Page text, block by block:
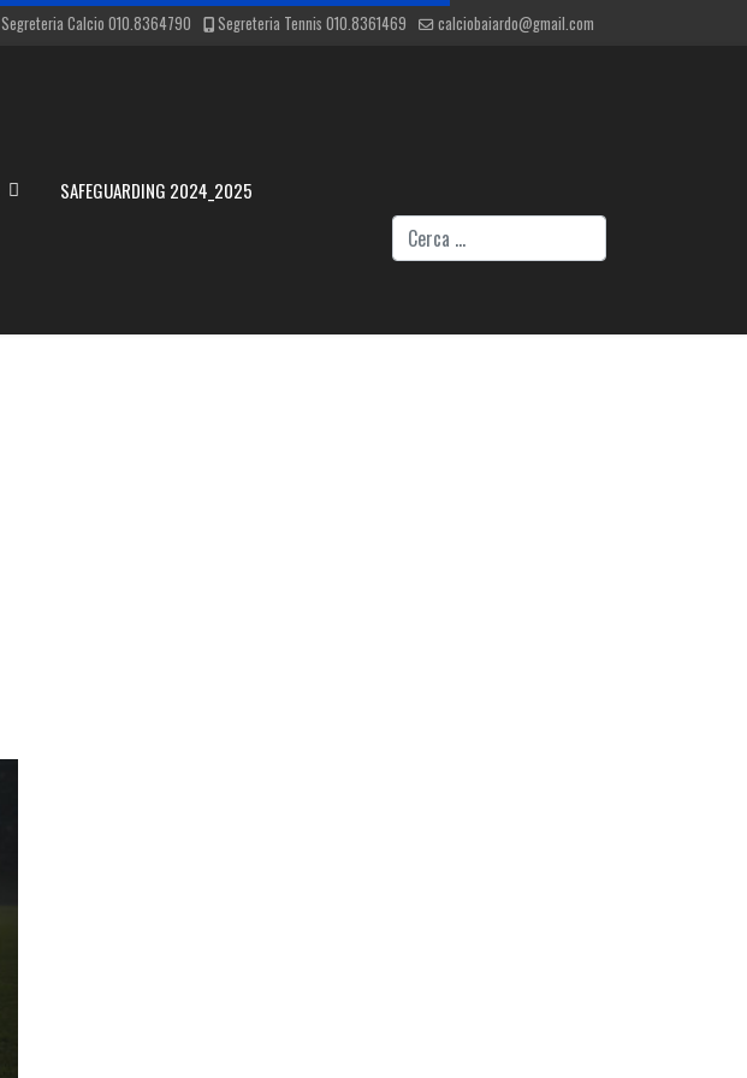
Segreteria Calcio 010.8364790 Segreteria Tennis 010.8361469 calciobaiardo@gmail.com
SAFEGUARDING 2024_2025
Cerca